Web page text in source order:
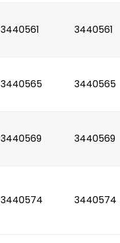
3440561 3440561
3440565 3440565
3440569 3440569
3440574 3440574